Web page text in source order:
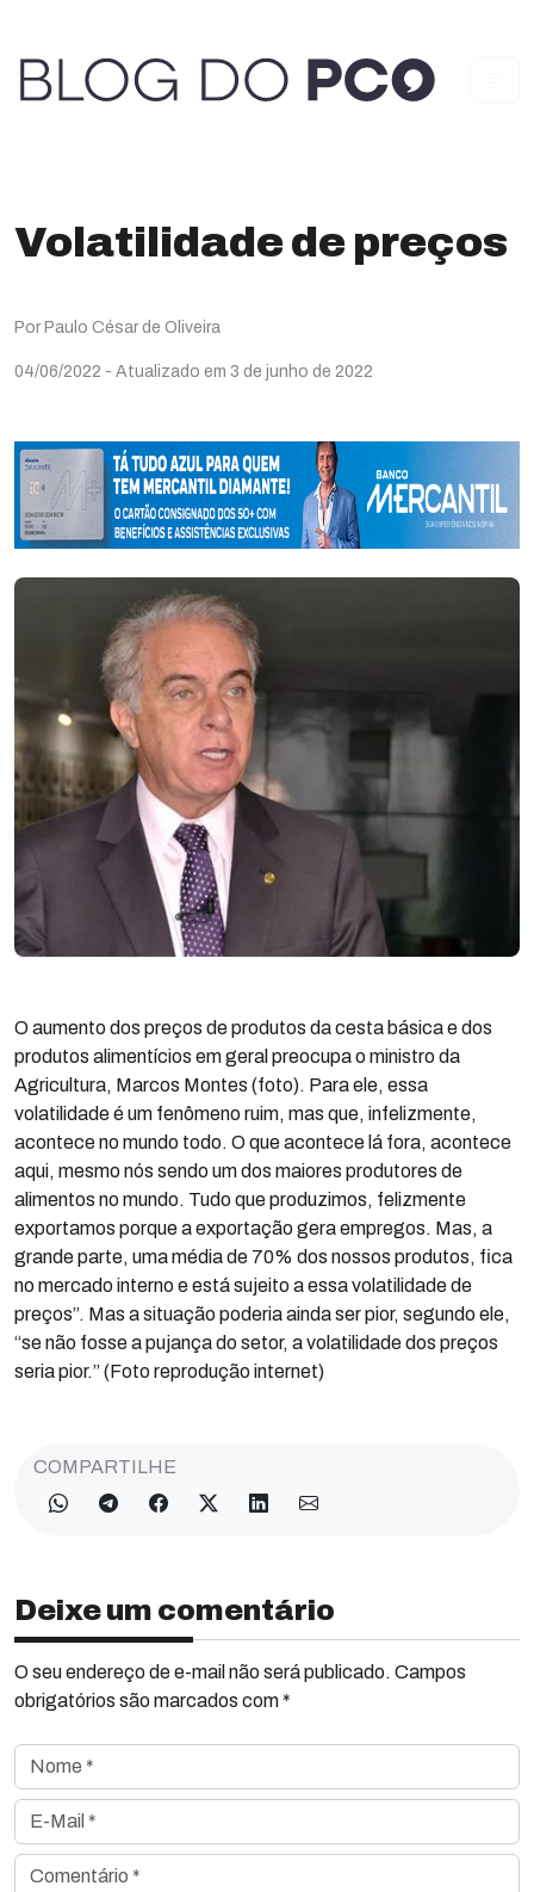
Volatilidade de preços
Por Paulo César de Oliveira
04/06/2022 - Atualizado em 3 de junho de 2022
O aumento dos preços de produtos da cesta básica e dos
produtos alimentícios em geral preocupa o ministro da
Agricultura, Marcos Montes (foto). Para ele, essa
volatilidade é um fenômeno ruim, mas que, infelizmente,
acontece no mundo todo. O que acontece lá fora, acontece
aqui, mesmo nós sendo um dos maiores produtores de
alimentos no mundo. Tudo que produzimos, felizmente
exportamos porque a exportação gera empregos. Mas, a
grande parte, uma média de 70% dos nossos produtos, fica
no mercado interno e está sujeito a essa volatilidade de
preços”. Mas a situação poderia ainda ser pior, segundo ele,
“se não fosse a pujança do setor, a volatilidade dos preços
seria pior.” (Foto reprodução internet)
COMPARTILHE
Deixe um comentário
O seu endereço de e-mail não será publicado. Campos
obrigatórios são marcados com *
Nome *
E-Mail *
Comentário *